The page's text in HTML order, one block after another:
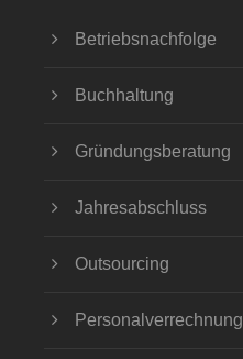
Betriebsnachfolge
Buchhaltung
Gründungsberatung
Jahresabschluss
Outsourcing
Personalverrechnung